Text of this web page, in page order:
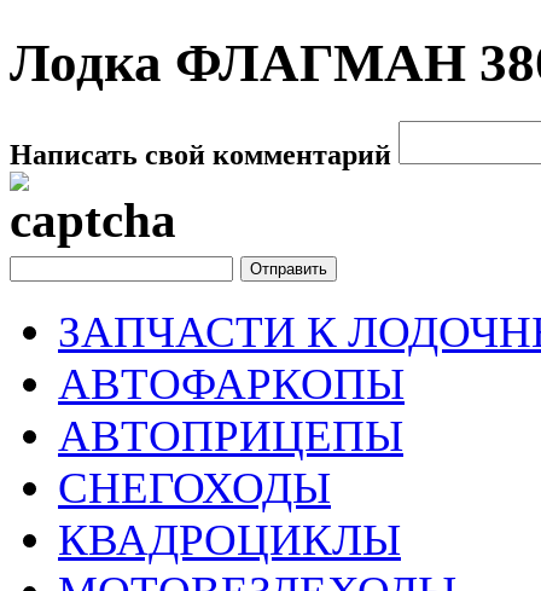
Лодка ФЛАГМАН
Написать свой комментарий
ЗАПЧАСТИ К
АВТОФАРКОПЫ
АВТОПРИЦЕПЫ
СНЕГОХОДЫ
КВАДРОЦИКЛЫ